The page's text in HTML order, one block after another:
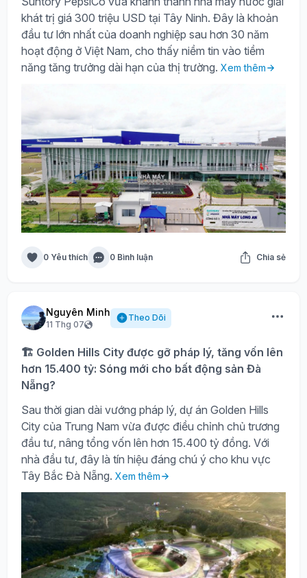
khát trị giá 300 triệu USD tại Tây Ninh. Đây là khoản
đầu tư lớn nhất của doanh nghiệp sau hơn 30 năm
hoạt động ở Việt Nam, cho thấy niềm tin vào tiềm
năng tăng trưởng dài hạn của thị trường. Xem thêm
0 Yêu thích 0 Bình luận Chia sẻ
Nguyên Minh
11 Thg 07
Theo Dõi
🏗️ Golden Hills City được gỡ pháp lý, tăng vốn lên
hơn 15.400 tỷ: Sóng mới cho bất động sản Đà
Nẵng?
Sau thời gian dài vướng pháp lý, dự án Golden Hills
City của Trung Nam vừa được điều chỉnh chủ trương
đầu tư, nâng tổng vốn lên hơn 15.400 tỷ đồng. Với
nhà đầu tư, đây là tín hiệu đáng chú ý cho khu vực
Tây Bắc Đà Nẵng. Xem thêm